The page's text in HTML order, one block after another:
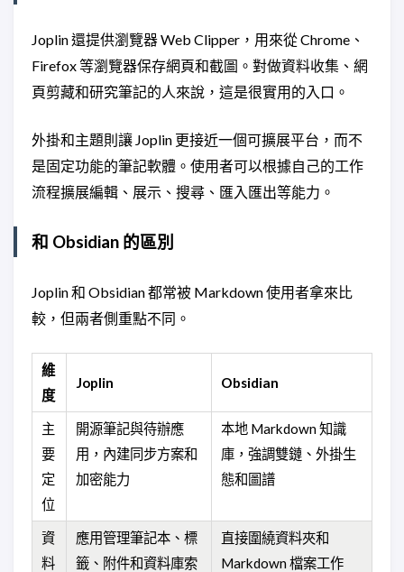
Joplin 還提供瀏覽器 Web Clipper，用來從 Chrome、
Firefox 等瀏覽器保存網頁和截圖。對做資料收集、網
頁剪藏和研究筆記的人來說，這是很實用的入口。
外掛和主題則讓 Joplin 更接近一個可擴展平台，而不
是固定功能的筆記軟體。使用者可以根據自己的工作
流程擴展編輯、展示、搜尋、匯入匯出等能力。
和 Obsidian 的區別
Joplin 和 Obsidian 都常被 Markdown 使用者拿來比
較，但兩者側重點不同。
維
度
Joplin Obsidian
主
要
定
位
開源筆記與待辦應
用，內建同步方案和
加密能力
本地 Markdown 知識
庫，強調雙鏈、外掛生
態和圖譜
資
料
應用管理筆記本、標
籤、附件和資料庫索
直接圍繞資料夾和
Markdown 檔案工作